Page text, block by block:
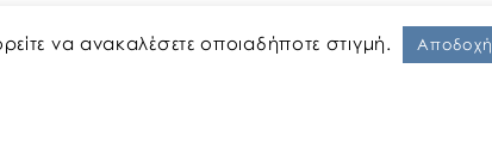
να ανακαλέσετε οποιαδήποτε στιγμή. Αποδοχή